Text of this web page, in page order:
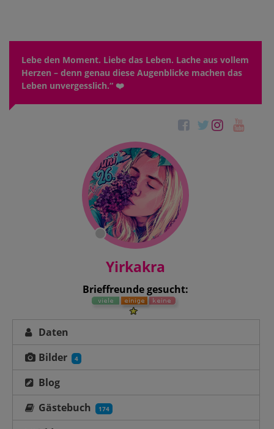
Lebe den Moment. Liebe das Leben. Lache aus vollem
Herzen – denn genau diese Augenblicke machen das
Leben unvergesslich.“ ❤️
Yirkakra
Brieffreunde gesucht:
Daten
Bilder
4
Blog
Gästebuch
174